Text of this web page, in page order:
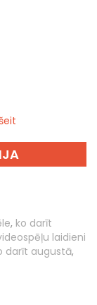
, ko darīt
laidieni
darīt augustā,